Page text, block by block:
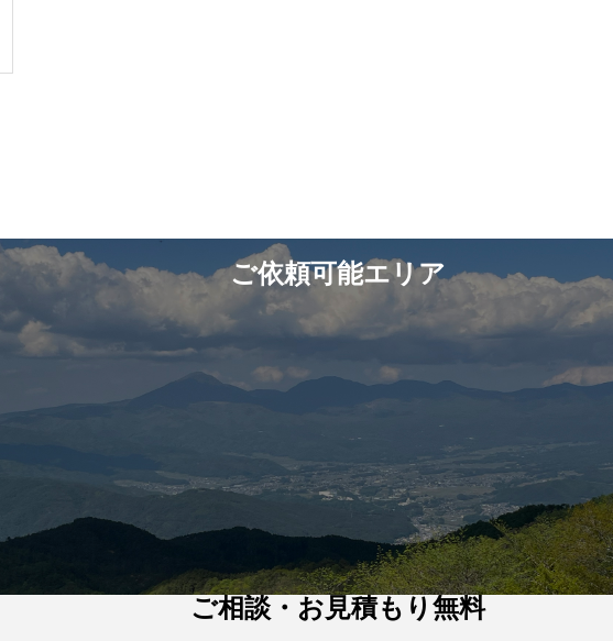
ご依頼可能エリア
ご相談・お見積もり無料